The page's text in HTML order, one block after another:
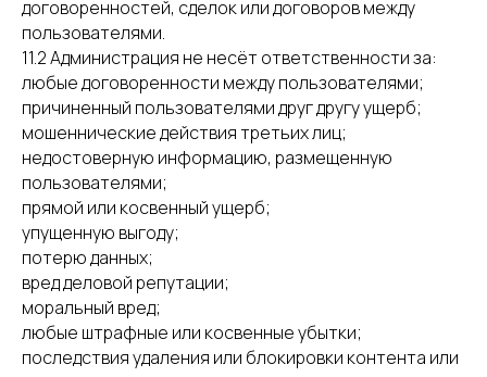
договоренностей, сделок или договоров между
пользователями.
11.2 Администрация не несёт ответственности за:
любые договоренности между пользователями;
причиненный пользователями друг другу ущерб;
мошеннические действия третьих лиц;
недостоверную информацию, размещенную
пользователями;
прямой или косвенный ущерб;
упущенную выгоду;
потерю данных;
вред деловой репутации;
моральный вред;
любые штрафные или косвенные убытки;
последствия удаления или блокировки контента или